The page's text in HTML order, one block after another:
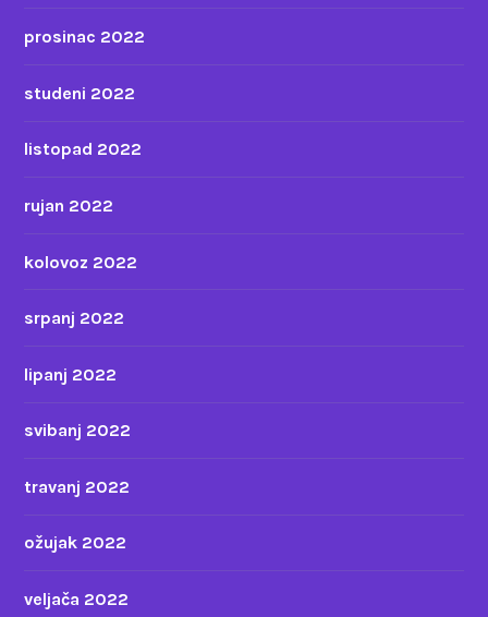
prosinac 2022
studeni 2022
listopad 2022
rujan 2022
kolovoz 2022
srpanj 2022
lipanj 2022
svibanj 2022
travanj 2022
ožujak 2022
veljača 2022